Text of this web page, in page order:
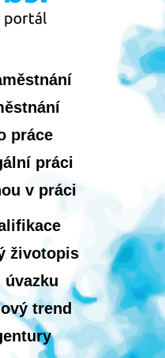
práce
práci
v práci
životopis
úvazku
trend